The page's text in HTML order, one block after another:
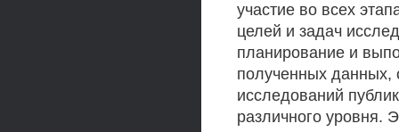
участие во всех
целей и задач
планирование и
полученных данных,
исследований
различного уровня.